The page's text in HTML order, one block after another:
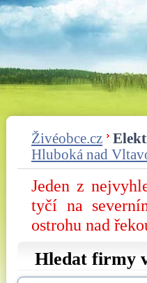
Živéobce.cz
Hluboká nad
Jeden z
tyčí na
ostrohu nad
Hledat firmy